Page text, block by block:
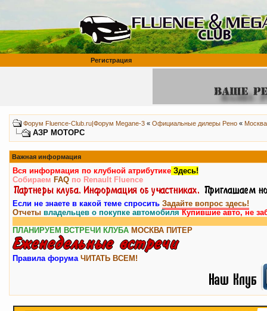
Регистрация
Форум Fluence-Club.ru|Форум Megane-3 « Официальные дилеры Рено «
АЗР МОТОРС
Важная информация
Вся информация по клубной атрибутике Здесь!
Собираем FAQ по Renault Fluence
Если не знаете в какой теме спросить Задайте вопрос здесь!
Отчеты владельцев о покупке автомобиляКупившие авто, не
ПЛАНИРУЕМ ВСТРЕЧИ КЛУБА МОСКВА ПИТЕР
Правила форума ЧИТАТЬ ВСЕМ!